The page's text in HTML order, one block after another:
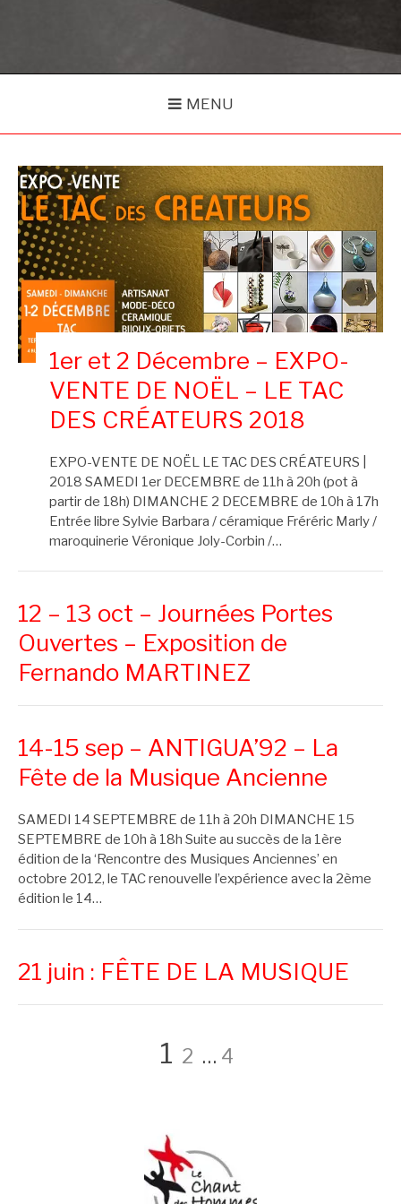
MENU
1er et 2 Décembre – EXPO-
VENTE DE NOËL – LE TAC
DES CRÉATEURS 2018
EXPO-VENTE DE NOËL LE TAC DES CRÉATEURS |
2018 SAMEDI 1er DECEMBRE de 11h à 20h (pot à
partir de 18h) DIMANCHE 2 DECEMBRE de 10h à 17h
Entrée libre Sylvie Barbara / céramique Fréréric Marly /
maroquinerie Véronique Joly-Corbin /…
12 – 13 oct – Journées Portes
Ouvertes – Exposition de
Fernando MARTINEZ
14-15 sep – ANTIGUA’92 – La
Fête de la Musique Ancienne
SAMEDI 14 SEPTEMBRE de 11h à 20h DIMANCHE 15
SEPTEMBRE de 10h à 18h Suite au succès de la 1ère
édition de la ‘Rencontre des Musiques Anciennes’ en
octobre 2012, le TAC renouvelle l’expérience avec la 2ème
édition le 14…
21 juin : FÊTE DE LA MUSIQUE
Pagination
publications
Page
1 Page
2 … Page
4